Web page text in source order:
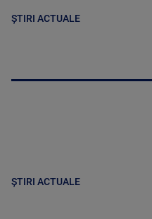
ȘTIRI ACTUALE
ȘTIRI ACTUALE